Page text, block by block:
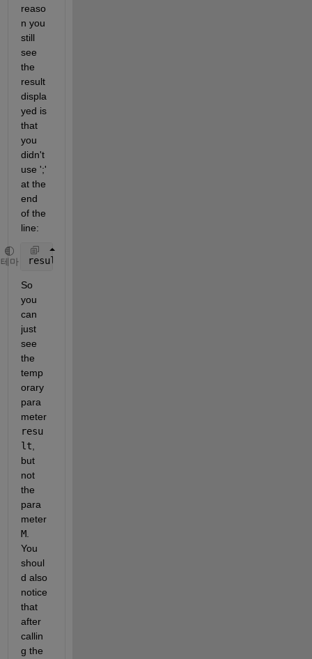
reaso
n you
still
see
the
result
displa
yed is
that
you
didn't
use ';'
at the
end
of the
line:
테마 result = sum(s)
So
you
can
just
see
the
temp
orary
para
meter
resu
lt
but
not
the
para
meter
M.
You
shoul
d also
notice
that
after
callin
g the